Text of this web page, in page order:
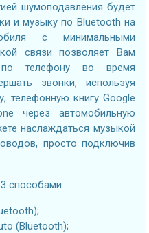
шумоподавления будет
и музыку по Bluetooth на
с минимальными
связи позволяет Вам
по телефону во время
звонки, используя
телефонную книгу Google
через автомобильную
наслаждаться музыкой
просто подключив
способами:
(Bluetooth);